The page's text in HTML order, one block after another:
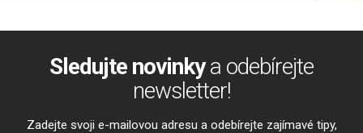
Sledujte novinkya odebírejte
newsletter!
Zadejte svoji e-mailovou adresu a odebírejte zajímavé tipy,